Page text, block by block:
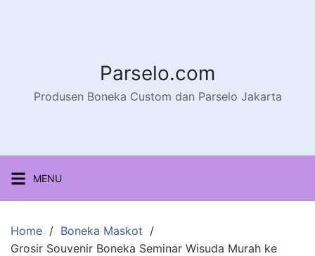
Parselo.com
Produsen Boneka Custom dan Parselo Jakarta
MENU
Home
Boneka Maskot
Grosir Souvenir Boneka Seminar Wisuda Murah ke